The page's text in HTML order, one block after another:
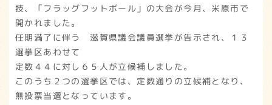
技、「フラッグフットボール」の大会が今月、米原市で
開かれました。
任期満了に伴う 滋賀県議会議員選挙が告示され、１３
選挙区あわせて
定数４４に対し６５人が立候補しました。
このうち２つの選挙区では、定数通りの立候補となり、
無投票当選となっています。